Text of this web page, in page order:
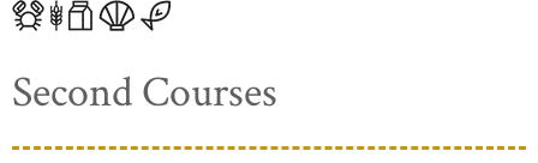
Second Courses